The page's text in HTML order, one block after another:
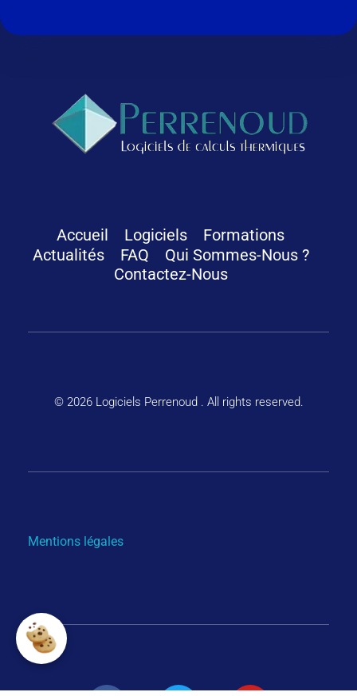
Accueil Logiciels
Formations
Actualités
FAQ
Qui Sommes-Nous ?
Contactez-Nous
© 2026 Logiciels Perrenoud . All rights reserved.
Mentions légales